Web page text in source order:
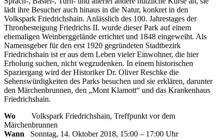
lädt ihre Besucher auch hinaus in die Natur, konkret in den
Volkspark Friedrichshain. Anlässlich des 100. Jahrestages der
Thronbesteigung Friedrichs II. wurde dieser Park auf einem
ehemaligen Weinberggelände errichtet und 1848 eingeweiht. Als
Namensgeber für den erst 1920 gegründeten Stadtbezirk
Friedrichshain ist er aus dem Leben vieler Einwohner, die hier
Erholung suchen, nicht wegzudenken. In einem historischen
Spaziergang wird der Historiker Dr. Oliver Reschke die
Sehenswürdigkeiten des Parks besuchen und sie erklären, darunter
den Märchenbrunnen, den „Mont Klamott“ und das Krankenhaus
Friedrichshain.
Wo
Volkspark Friedrichshain, Treffpunkt vor dem
Märchenbrunnen
Wann
Sonntag, 14. Oktober 2018, 15:00 – 17:00 Uhr